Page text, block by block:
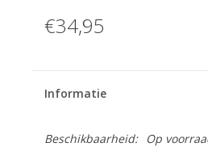
€34,95
Informatie
Beschikbaarheid: Op